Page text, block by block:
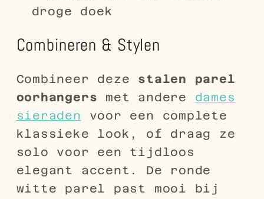
droge doek
Combineren & Stylen
Combineer deze stalen parel
oorhangers met andere dames
sieraden voor een complete
klassieke look, of draag ze
solo voor een tijdloos
elegant accent. De ronde
witte parel past mooi bij